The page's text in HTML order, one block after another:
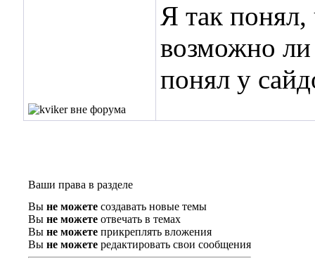
Я так понял,
возможно ли
понял у
Ваши права в разделе
Вы не можете создавать новые темы
Вы не можете отвечать в темах
Вы не можете прикреплять вложения
Вы не можете редактировать свои сообщения